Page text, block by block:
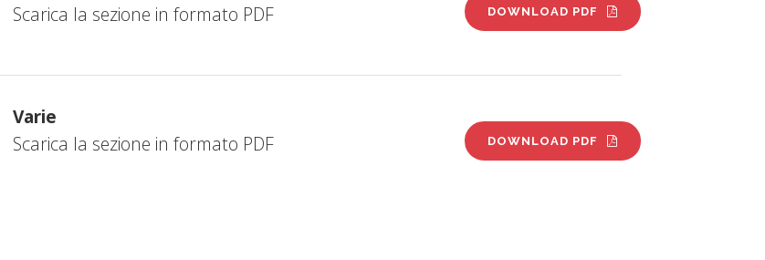
Scarica la sezione in formato PDF
DOWNLOAD PDF
Varie
Scarica la sezione in formato PDF
DOWNLOAD PDF